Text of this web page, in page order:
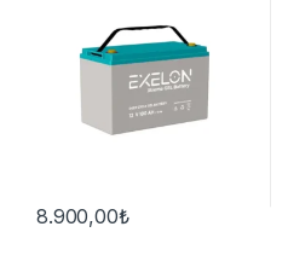
8.900,00₺